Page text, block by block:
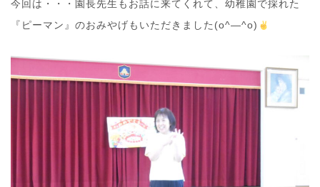
今回は・・・園長先生もお話に来てくれて、幼稚園で採れた
『ピーマン』のおみやげもいただきました(o^―^o)